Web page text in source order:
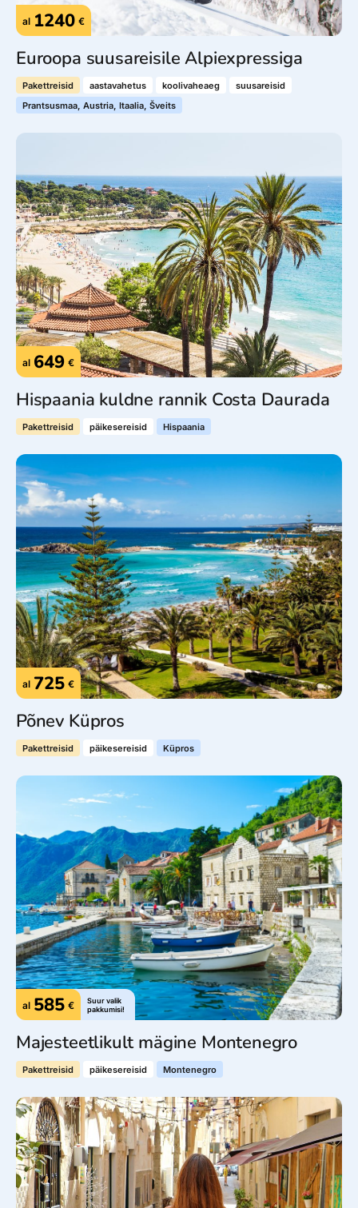
al 1240 €
Euroopa suusareisile Alpiexpressiga
Pakettreisid aastavahetus koolivaheaeg
suusareisid
Prantsusmaa, Austria, Itaalia, Šveits
al 649 €
Hispaania kuldne rannik Costa Daurada
Pakettreisid päikesereisid Hispaania
al 725 €
Põnev Küpros
Pakettreisid päikesereisid Küpros
al 585 €
Suur valik
pakkumisi!
Majesteetlikult mägine Montenegro
Pakettreisid päikesereisid Montenegro